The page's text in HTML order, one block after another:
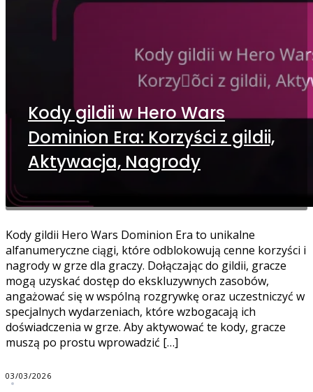
Kody gildii w Hero Wars
Dominion Era: Korzyści z gildii,
Aktywacja, Nagrody
Kody gildii Hero Wars Dominion Era to unikalne
alfanumeryczne ciągi, które odblokowują cenne korzyści i
nagrody w grze dla graczy. Dołączając do gildii, gracze
mogą uzyskać dostęp do ekskluzywnych zasobów,
angażować się w wspólną rozgrywkę oraz uczestniczyć w
specjalnych wydarzeniach, które wzbogacają ich
doświadczenia w grze. Aby aktywować te kody, gracze
muszą po prostu wprowadzić […]
03/03/2026